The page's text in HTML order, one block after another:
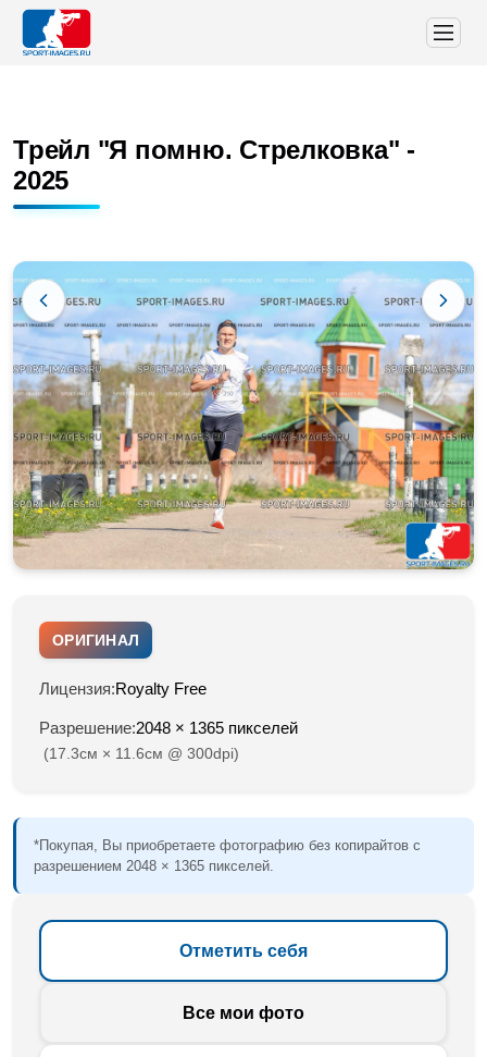
Трейл "Я помню. Стрелковка" -
2025
ОРИГИНАЛ
Лицензия:Royalty Free
Разрешение:2048 × 1365 пикселей
(17.3см × 11.6см @ 300dpi)
*Покупая, Вы приобретаете фотографию без копирайтов с
разрешением 2048 × 1365 пикселей.
Отметить себя
Все мои фото